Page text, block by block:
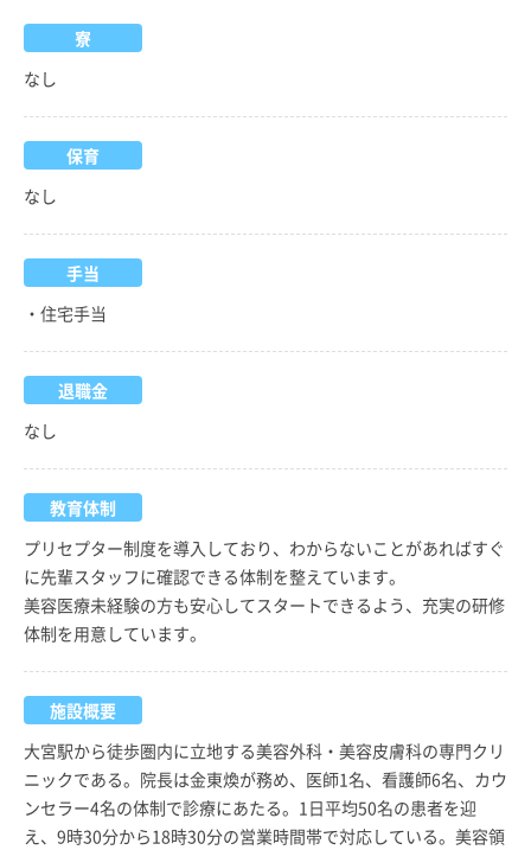
寮
なし
保育
なし
手当
・住宅手当
退職金
なし
教育体制
プリセプター制度を導入しており、わからないことがあればすぐ
に先輩スタッフに確認できる体制を整えています。
美容医療未経験の方も安心してスタートできるよう、充実の研修
体制を用意しています。
施設概要
大宮駅から徒歩圏内に立地する美容外科・美容皮膚科の専門クリ
ニックである。院長は金東煥が務め、医師1名、看護師6名、カウ
ンセラー4名の体制で診療にあたる。1日平均50名の患者を迎
え、9時30分から18時30分の営業時間帯で対応している。美容領